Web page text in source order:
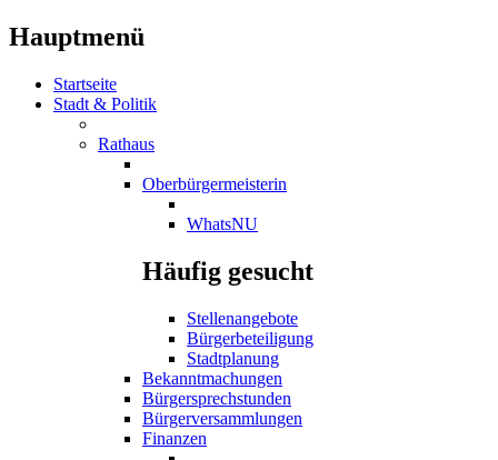
Hauptmenü
Startseite
Stadt & Politik
Rathaus
Oberbürgermeisterin
WhatsNU
Häufig gesucht
Stellenangebote
Bürgerbeteiligung
Stadtplanung
Bekanntmachungen
Bürgersprechstunden
Bürgerversammlungen
Finanzen